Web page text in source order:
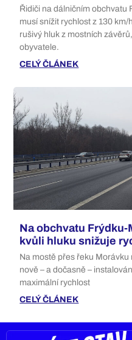
Řidiči na dálničním obchvatu
musí snížit rychlost z 130 km/
rušivý hluk z mostních
obyvatele.
CELÝ ČLÁNEK
Na obchvatu
kvůli hluku snižuje
Na mostě přes řeku
nově – a dočasně –
maximální rychlost
CELÝ ČLÁNEK